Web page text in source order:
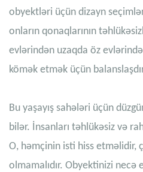
obyektləri üçün dizayn
onların qonaqlarının
evlərindən uzaqda öz
kömək etmək üçün
Bu yaşayış sahələri üçün
bilər. İnsanları təhlükəsiz və
O, həmçinin isti hiss etməlidir,
olmamalıdır. Obyektinizi necə